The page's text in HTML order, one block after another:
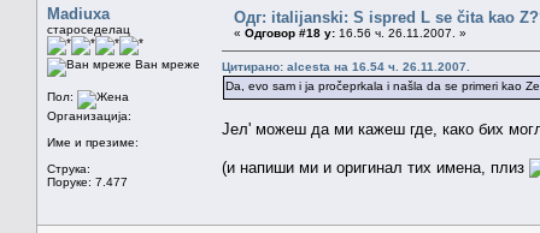
Madiuxa
староседелац
Ван мреже
Пол:
Организација:
Име и презиме:
Струка:
Поруке: 7.477
Одг: italijanski: S ispred L se čita kao
« Одговор #18 у: 16.56 ч. 26.11.2007. »
Цитирано: alcesta на 16.54 ч. 26.11.2007.
Da, evo sam i ja pročeprkala i našla da se primeri kao
Јел' можеш да ми кажеш где, како бих
(и напиши ми и оригинал тих имена, плиз